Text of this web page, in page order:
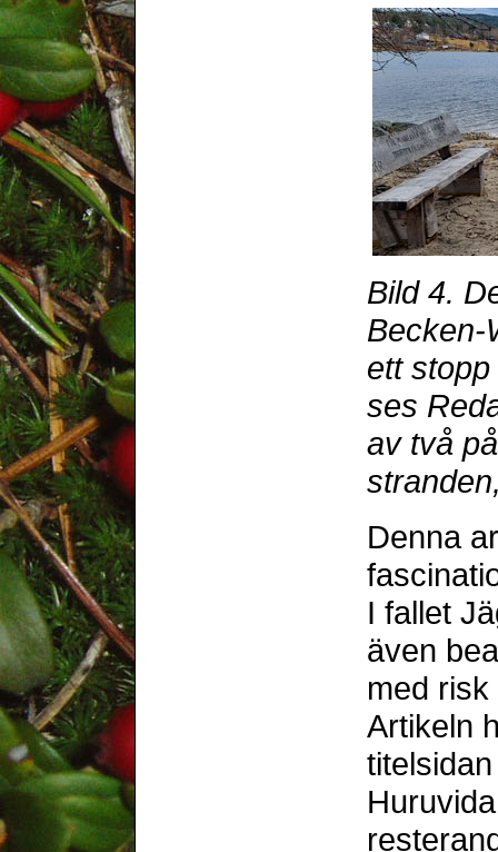
Bild 4.
Becken-
ett
ses
av två
Denna
I fallet
även
med
Artikeln